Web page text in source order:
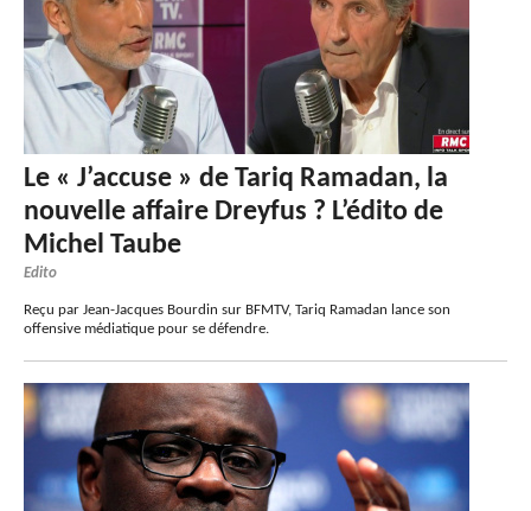
Le « J’accuse » de Tariq Ramadan, la
nouvelle affaire Dreyfus ? L’édito de
Michel Taube
Edito
Reçu par Jean-Jacques Bourdin sur BFMTV, Tariq Ramadan lance son
offensive médiatique pour se défendre.